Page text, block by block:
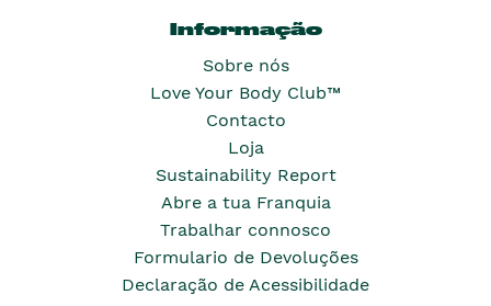
Informação
Sobre nós
Love Your Body Club™
Contacto
Loja
Sustainability Report
Abre a tua Franquia
Trabalhar connosco
Formulario de Devoluções
Declaração de Acessibilidade